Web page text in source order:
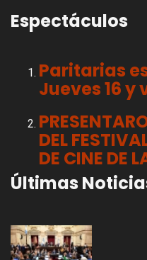
Espectáculos
Paritarias
Jueves 16 y
DEL
DE CINE DE
Últimas